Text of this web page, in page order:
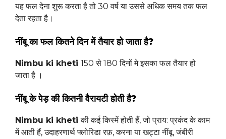
यह फल देना शुरू करता है तो 30 वर्ष या उससे अधिक समय तक फल
देता रहता है।
नींबू का फल कितने दिन में तैयार हो जाता है?
Nimbu ki kheti 150 से 180 दिनों मे इसका फल तैयार हो
जाता है ।
नींबू के पेड़ की कितनी वैरायटी होती है?
Nimbu ki khetiकी कई किस्में होती हैं, जो प्राय: प्रकंद के काम
में आती हैं, उदाहरणार्थ फ्लोरिडा रफ़, करना या खट्टा नींबू, जंबीरी